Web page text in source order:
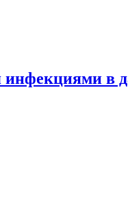
инфекциями в